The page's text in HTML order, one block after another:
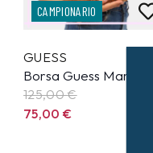
CAMPIONARIO
GUESS
Borsa Guess Marrone
125,00€
75,00€